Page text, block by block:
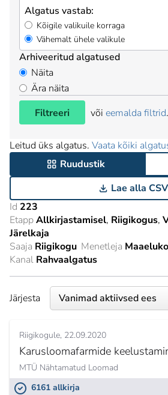
Algatus vastab:
Kõigile valikuile korraga
Vähemalt ühele valikule
Arhiveeritud algatused
Näita
Ära näita
Filtreeri
või eemalda filtrid.
Leitud üks algatus. Vaata kõiki
Ruudustik
Lae alla CSV
Id 223
EtappAllkirjastamisel Riigikogus
Järelkaja
Saaja Riigikogu Menetleja
Kanal Rahvaalgatus
Järjesta
Riigikogule 22.09.2020
Karusloomafarmide
MTÜ Nähtamatud Loomad
6161 allkirja